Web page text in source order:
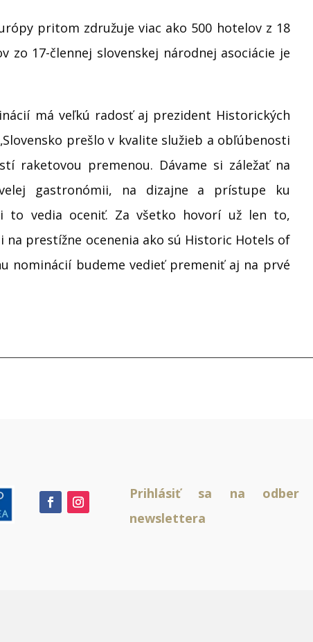
pritom združuje viac ako 500 hotelov z 18
zo 17-člennej slovenskej národnej asociácie je
má veľkú radosť aj prezident Historických
prešlo v kvalite služieb a obľúbenosti
raketovou premenou. Dávame si záležať na
gastronómii, na dizajne a prístupe ku
to vedia oceniť. Za všetko hovorí už len to,
prestížne ocenenia ako sú Historic Hotels of
nominácií budeme vedieť premeniť aj na prvé
Prihlásiť sa na odber
newslettera